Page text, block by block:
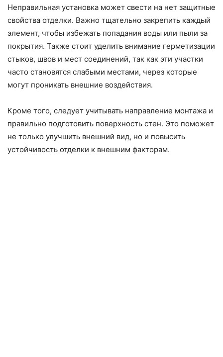
Неправильная установка может свести на нет защитные
свойства отделки. Важно тщательно закрепить каждый
элемент, чтобы избежать попадания воды или пыли за
покрытия. Также стоит уделить внимание герметизации
стыков, швов и мест соединений, так как эти участки
часто становятся слабыми местами, через которые
могут проникать внешние воздействия.
Кроме того, следует учитывать направление монтажа и
правильно подготовить поверхность стен. Это поможет
не только улучшить внешний вид, но и повысить
устойчивость отделки к внешним факторам.